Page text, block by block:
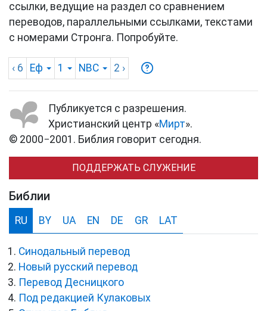
ссылки, ведущие на раздел со сравнением
переводов, параллельными ссылками, текстами
с номерами Стронга. Попробуйте.
‹ 6 Еф 1 NBC 2 ›
Публикуется с разрешения.
Христианский центр «Мирт».
© 2000−2001. Библия говорит сегодня.
ПОДДЕРЖАТЬ СЛУЖЕНИЕ
Библии
RU BY UA EN DE GR LAT
Синодальный перевод
Новый русский перевод
Перевод Десницкого
Под редакцией Кулаковых